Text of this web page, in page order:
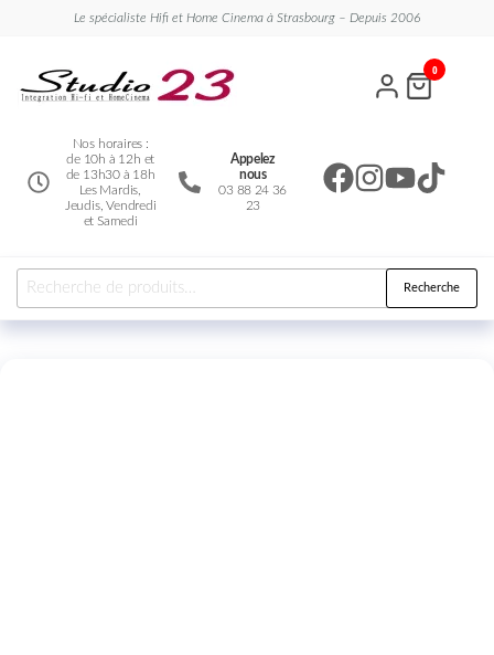
Le spécialiste Hifi et Home Cinema à Strasbourg – Depuis 2006
Nos horaires :
de 10h à 12h et
de 13h30 à 18h
Les Mardis,
Jeudis, Vendredi
et Samedi
Appelez
nous
03 88 24 36
23
0
Recherche